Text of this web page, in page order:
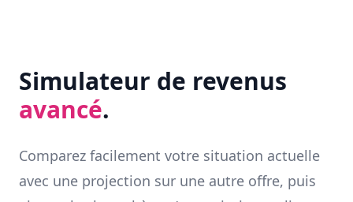
Simulateur de revenus
avancé.
Comparez facilement votre situation actuelle
avec une projection sur une autre offre, puis